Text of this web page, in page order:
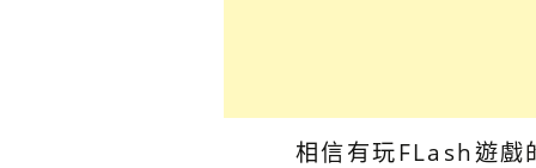
相信有玩FLash遊